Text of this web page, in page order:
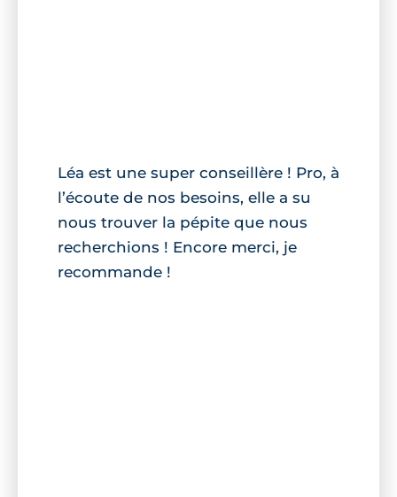
Léa est une super conseillère ! Pro, à
l’écoute de nos besoins, elle a su
nous trouver la pépite que nous
recherchions ! Encore merci, je
recommande !